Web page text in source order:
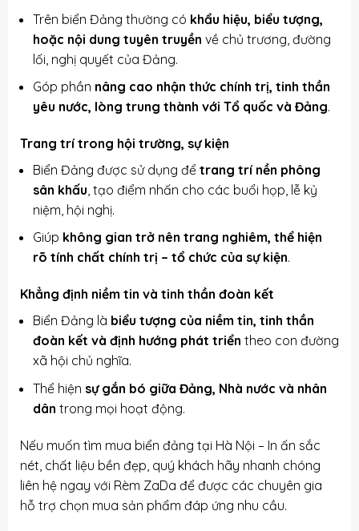
Trên biển Đảng thường có khẩu hiệu, biểu tượng,
hoặc nội dung tuyên truyền về chủ trương, đường
lối, nghị quyết của Đảng.
Góp phần nâng cao nhận thức chính trị, tinh thần
yêu nước, lòng trung thành với Tổ quốc và Đảng.
Trang trí trong hội trường, sự kiện
Biển Đảng được sử dụng để trang trí nền phông
sân khấu , tạo điểm nhấn cho các buổi họp, lễ kỷ
niệm, hội nghị.
Giúp không gian trở nên trang nghiêm, thể hiện
rõ tính chất chính trị – tổ chức của sự kiện.
Khẳng định niềm tin và tinh thần đoàn kết
Biển Đảng là biểu tượng của niềm tin, tinh thần
đoàn kết và định hướng phát triển theo con đường
xã hội chủ nghĩa.
Thể hiện sự gắn bó giữa Đảng, Nhà nước và nhân
dân trong mọi hoạt động.
Nếu muốn tìm mua biển đảng tại Hà Nội – In ấn sắc
nét, chất liệu bền đẹp, quý khách hãy nhanh chóng
liên hệ ngay với Rèm ZaDa để được các chuyên gia
hỗ trợ chọn mua sản phẩm đáp ứng nhu cầu.